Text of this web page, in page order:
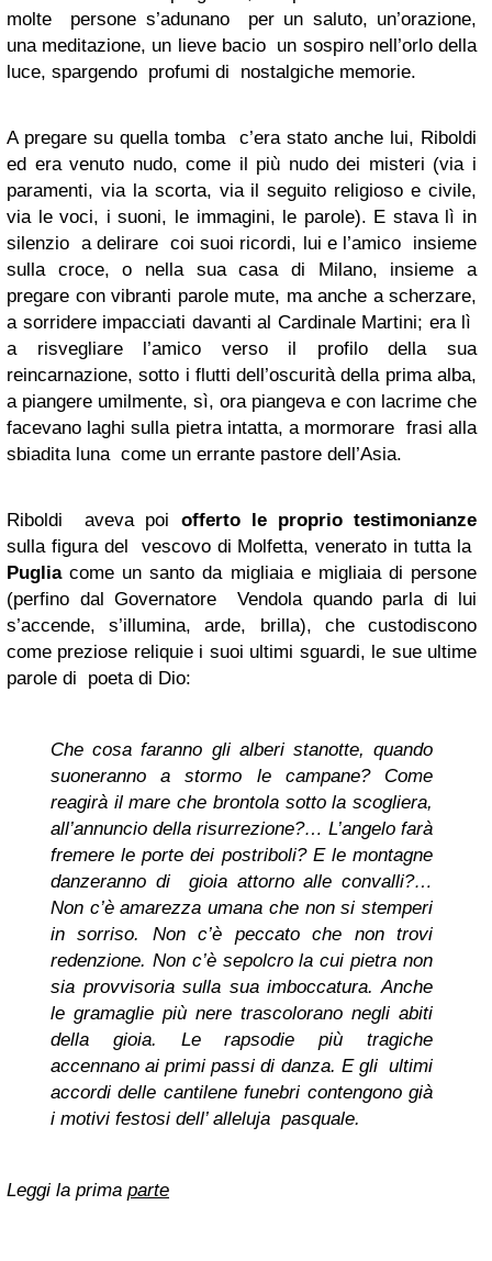
molte persone s’adunano per un saluto, un’orazione,
una meditazione, un lieve bacio un sospiro nell’orlo della
luce, spargendo profumi di nostalgiche memorie.
A pregare su quella tomba c’era stato anche lui, Riboldi
ed era venuto nudo, come il più nudo dei misteri (via i
paramenti, via la scorta, via il seguito religioso e civile,
via le voci, i suoni, le immagini, le parole). E stava lì in
silenzio a delirare coi suoi ricordi, lui e l’amico insieme
sulla croce, o nella sua casa di Milano, insieme a
pregare con vibranti parole mute, ma anche a scherzare,
a sorridere impacciati davanti al Cardinale Martini; era lì
a risvegliare l’amico verso il profilo della sua
reincarnazione, sotto i flutti dell’oscurità della prima alba,
a piangere umilmente, sì, ora piangeva e con lacrime che
facevano laghi sulla pietra intatta, a mormorare frasi alla
sbiadita luna come un errante pastore dell’Asia.
Riboldi aveva poi offerto le proprio testimonianze
sulla figura del vescovo di Molfetta, venerato in tutta la
Pugliacome un santo da migliaia e migliaia di persone
(perfino dal Governatore Vendola quando parla di lui
s’accende, s’illumina, arde, brilla), che custodiscono
come preziose reliquie i suoi ultimi sguardi, le sue ultime
parole di poeta di Dio:
Che cosa faranno gli alberi stanotte, quando
suoneranno a stormo le campane? Come
reagirà il mare che brontola sotto la scogliera,
all’annuncio della risurrezione?… L’angelo farà
fremere le porte dei postriboli? E le montagne
danzeranno di gioia attorno alle convalli?…
Non c’è amarezza umana che non si stemperi
in sorriso. Non c’è peccato che non trovi
redenzione. Non c’è sepolcro la cui pietra non
sia provvisoria sulla sua imboccatura. Anche
le gramaglie più nere trascolorano negli abiti
della gioia. Le rapsodie più tragiche
accennano ai primi passi di danza. E gli ultimi
accordi delle cantilene funebri contengono già
i motivi festosi dell’ alleluja pasquale.
Leggi la prima parte